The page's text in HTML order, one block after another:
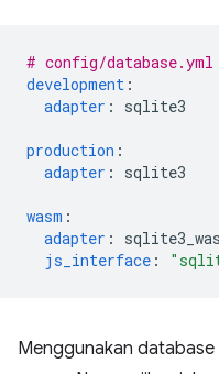
# config/database.yml
development :
adapter : sqlite3
production :
adapter : sqlite3
wasm :
adapter :
js_interface :
Menggunakan